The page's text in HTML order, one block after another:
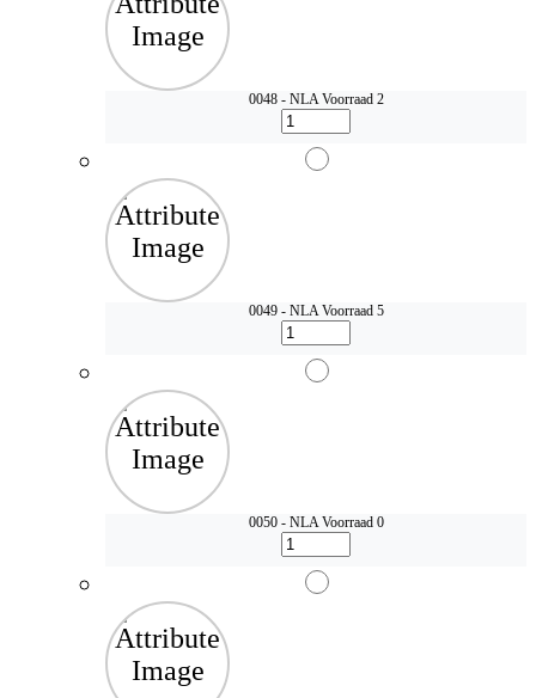
0048 - NLAVoorraad 2
0049 - NLAVoorraad 5
0050 - NLAVoorraad 0